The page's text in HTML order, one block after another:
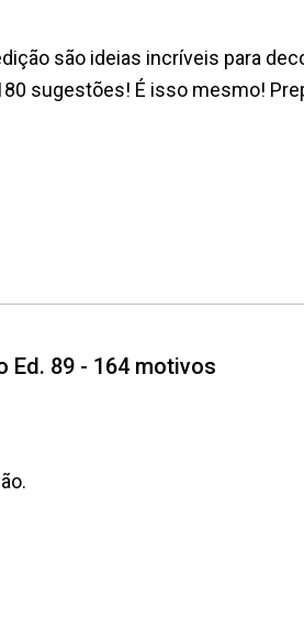
são ideias incríveis para
sugestões! É isso mesmo!
Ed. 89 - 164 motivos